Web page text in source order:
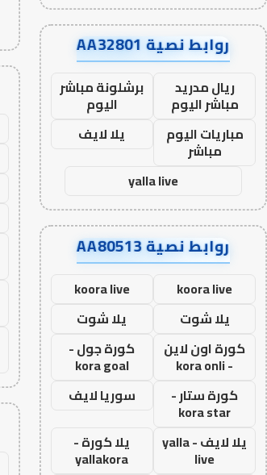
روابط نصية AA32801
ريال مدريد
مباشر اليوم
برشلونة مباشر
اليوم
مباريات اليوم
مباشر
يلا لايف
yalla live
روابط نصية AA80513
koora live
koora live
يلا شوت
يلا شوت
كورة اون لاين
- kora onli
كورة جول -
kora goal
كورة ستار -
kora star
سوريا لايف
يلا لايف - yalla
live
يلا كورة -
yallakora